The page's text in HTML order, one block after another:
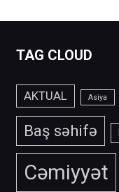
TAG CLOUD
AKTUAL Asiya
Baş səhifə
Cəmiyyət